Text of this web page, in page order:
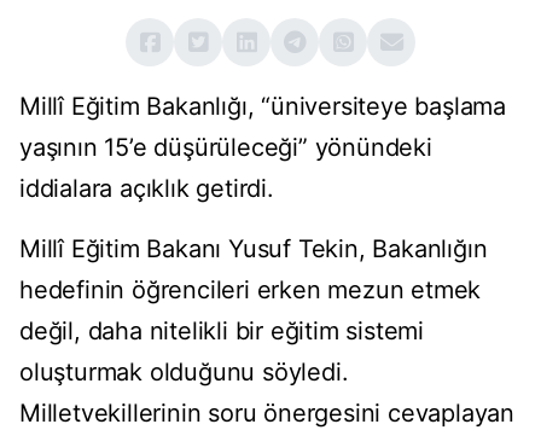
Millî Eğitim Bakanlığı, “üniversiteye başlama
yaşının 15’e düşürüleceği” yönündeki
iddialara açıklık getirdi.
Millî Eğitim Bakanı Yusuf Tekin, Bakanlığın
hedefinin öğrencileri erken mezun etmek
değil, daha nitelikli bir eğitim sistemi
oluşturmak olduğunu söyledi.
Milletvekillerinin soru önergesini cevaplayan